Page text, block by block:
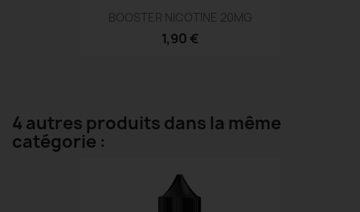
BOOSTER NICOTINE 20MG
1,90 €
4 autres produits dans la même
catégorie :